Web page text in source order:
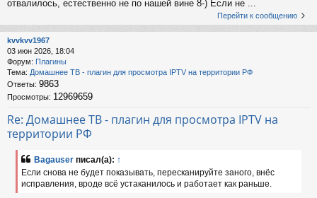
отвалилось, естественно не по нашей вине 8-) Если не ...
Перейти к сообщению
kvvkvv1967
03 июн 2026, 18:04
Форум: Плагины
Тема: Домашнее ТВ - плагин для просмотра IPTV на территории РФ
Ответы: 9863
Просмотры: 12969659
Re: Домашнее ТВ - плагин для просмотра IPTV на
территории РФ
Bagauser писал(а): ↑
Если снова не будет показывать, пересканируйте заного, внёс
исправления, вроде всё устаканилось и работает как раньше.